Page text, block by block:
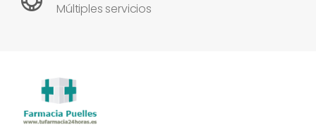
Múltiples servicios